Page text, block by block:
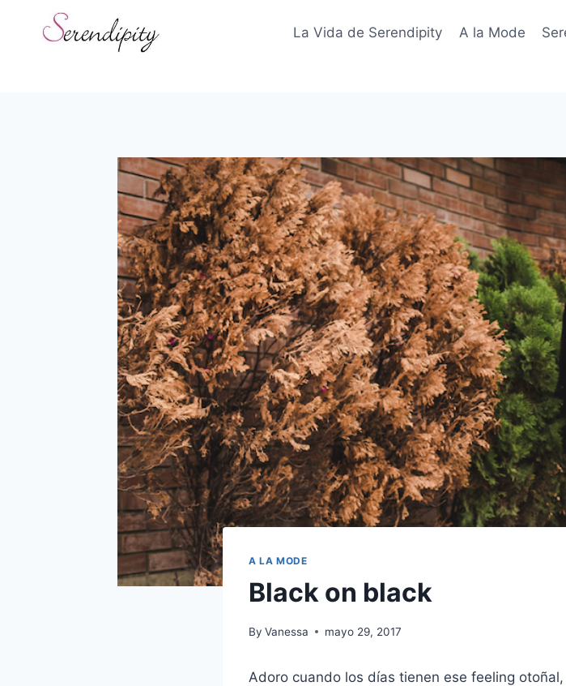
La Vida de Serendipity A la Mode
A LA MODE
Black on black
By Vanessa mayo 29, 2017
Adoro cuando los días tienen ese feeling